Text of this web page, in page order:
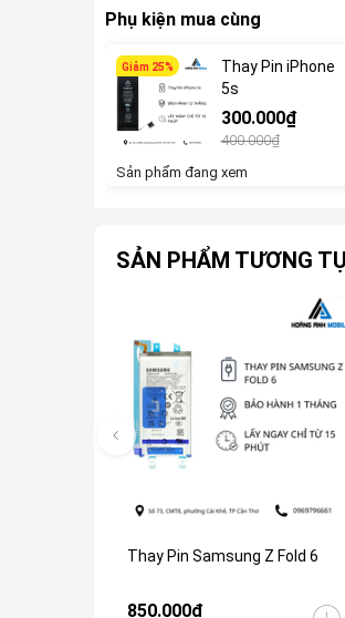
Phụ kiện mua cùng
Giảm 25%
Thay Pin iPhone
5s
300.000₫
400.000₫
Sản phẩm đang xem
SẢN PHẨM TƯƠNG
Thay Pin Samsung Z Fold 6
850.000₫